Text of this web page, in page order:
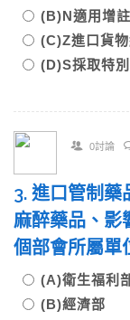
(B)N適用增
(C)Z進口貨
(D)S採取特
0討論
3. 進口管制藥
麻醉藥品、影
個部會所屬單
(A)衛生福利
(B)經濟部